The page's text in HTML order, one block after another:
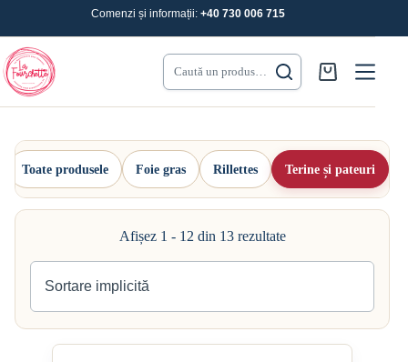
conținut
Comenzi și informații: +40 730 006 715
Caută un produs…
Coș
cumpărături
Toate produsele Foie gras Rillettes Terine și pateuri
Afișez 1 - 12 din 13 rezultate